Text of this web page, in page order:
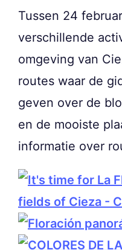
Tussen 24
verschillende
omgeving van
routes waar de
geven over de
en de mooiste
informatie over